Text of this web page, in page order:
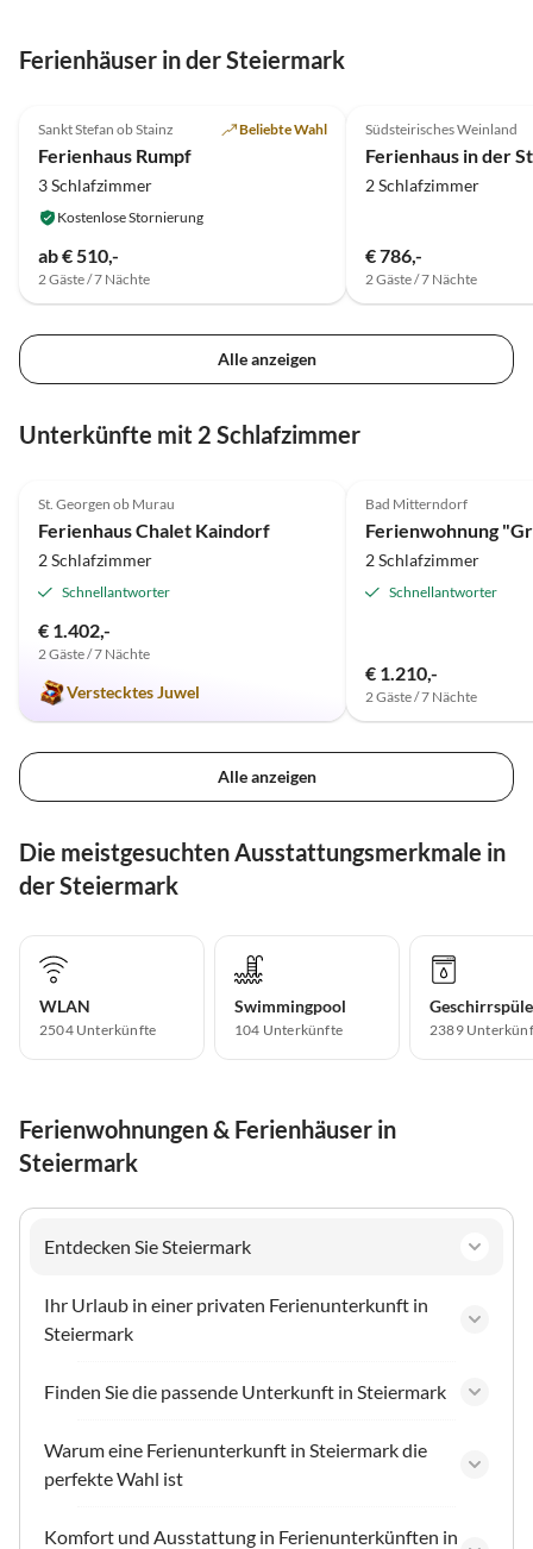
Ferienhäuser in der Steiermark
Sankt Stefan ob Stainz Beliebte Wahl
Ferienhaus Rumpf
3 Schlafzimmer
Kostenlose Stornierung
ab € 510,-
2 Gäste / 7 Nächte
Südsteirisches Weinland
Ferienhaus in der
2 Schlafzimmer
€ 786,-
2 Gäste / 7 Nächte
Alle anzeigen
Unterkünfte mit 2 Schlafzimmer
St. Georgen ob Murau
Ferienhaus Chalet Kaindorf
2 Schlafzimmer
Schnellantworter
€ 1.402,-
2 Gäste / 7 Nächte
Verstecktes Juwel
Bad Mitterndorf
Ferienwohnung
2 Schlafzimmer
Schnellantworter
€ 1.210,-
2 Gäste / 7 Nächte
Alle anzeigen
Die meistgesuchten Ausstattungsmerkmale in
der Steiermark
WLAN
2504 Unterkünfte
Swimmingpool
104 Unterkünfte 2389
Ferienwohnungen & Ferienhäuser in
Steiermark
Entdecken Sie Steiermark
Ihr Urlaub in einer privaten Ferienunterkunft in
Steiermark
Finden Sie die passende Unterkunft in Steiermark
Warum eine Ferienunterkunft in Steiermark die
perfekte Wahl ist
Komfort und Ausstattung in Ferienunterkünften in